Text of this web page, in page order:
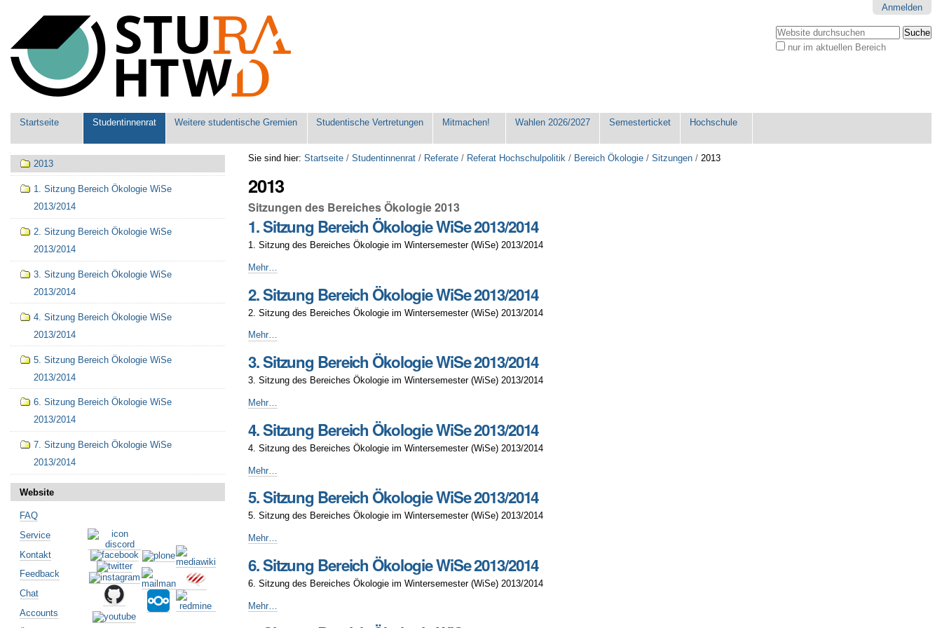
Werkzeuge
Anmelden
Website durchsuchen
nur im aktuellen Bereich
Sektionen
Startseite Studentinnenrat Weitere studentische Gremien Studentische Vertretungen Mitmachen! Wahlen 2026/2027 Semesterticket Hochschule
Sie sind hier: Startseite /Studentinnenrat / Referate / Referat Hochschulpolitik / Bereich Ökologie /Sitzungen /2013
2013
Sitzungen des Bereiches Ökologie 2013
1. Sitzung Bereich Ökologie WiSe 2013/2014
1. Sitzung des Bereiches Ökologie im Wintersemester (WiSe) 2013/2014
1.
Bereich
WiSe
2013/2014
Mehr…
2. Sitzung Bereich Ökologie WiSe 2013/2014
2. Sitzung des Bereiches Ökologie im Wintersemester (WiSe) 2013/2014
2.
Bereich
Ökologie
2013/2014
Mehr…
3. Sitzung Bereich Ökologie WiSe 2013/2014
3. Sitzung des Bereiches Ökologie im Wintersemester (WiSe) 2013/2014
3.
Bereich
WiSe
2013/2014
Mehr…
4. Sitzung Bereich Ökologie WiSe 2013/2014
4. Sitzung des Bereiches Ökologie im Wintersemester (WiSe) 2013/2014
4.
Bereich
Ökologie
2013/2014
Mehr…
5. Sitzung Bereich Ökologie WiSe 2013/2014
5. Sitzung des Bereiches Ökologie im Wintersemester (WiSe) 2013/2014
5.
Bereich
2013/2014
Mehr…
6. Sitzung Bereich Ökologie WiSe 2013/2014
6. Sitzung des Bereiches Ökologie im Wintersemester (WiSe) 2013/2014
6.
Mehr…
Navigation
2013
1. Sitzung Bereich Ökologie WiSe
2013/2014
2. Sitzung Bereich Ökologie WiSe
2013/2014
3. Sitzung Bereich Ökologie WiSe
2013/2014
4. Sitzung Bereich Ökologie WiSe
2013/2014
5. Sitzung Bereich Ökologie WiSe
2013/2014
6. Sitzung Bereich Ökologie WiSe
2013/2014
7. Sitzung Bereich Ökologie WiSe
2013/2014
Website
FAQ
Service
Kontakt
Feedback
Chat
Accounts